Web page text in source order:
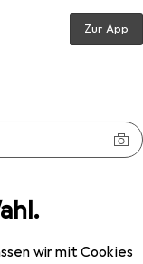
wir mit Cookies
Zur App
Gem